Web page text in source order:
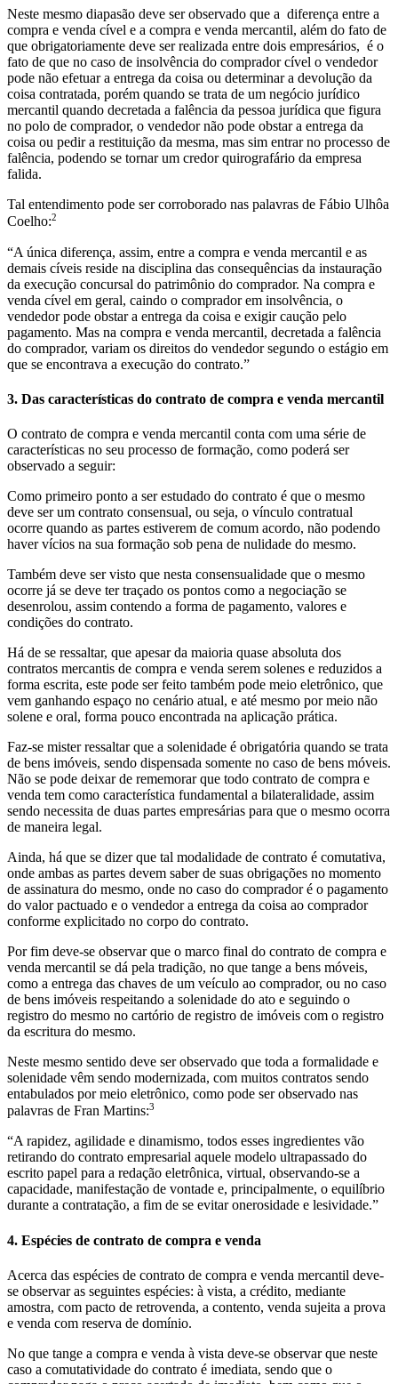
Neste mesmo diapasão deve ser observado que a diferença entre a
compra e venda cível e a compra e venda mercantil, além do fato de
que obrigatoriamente deve ser realizada entre dois empresários, é o
fato de que no caso de insolvência do comprador cível o vendedor
pode não efetuar a entrega da coisa ou determinar a devolução da
coisa contratada, porém quando se trata de um negócio jurídico
mercantil quando decretada a falência da pessoa jurídica que figura
no polo de comprador, o vendedor não pode obstar a entrega da
coisa ou pedir a restituição da mesma, mas sim entrar no processo de
falência, podendo se tornar um credor quirografário da empresa
falida.
Tal entendimento pode ser corroborado nas palavras de Fábio Ulhôa
Coelho:2
“A única diferença, assim, entre a compra e venda mercantil e as
demais cíveis reside na disciplina das consequências da instauração
da execução concursal do patrimônio do comprador. Na compra e
venda cível em geral, caindo o comprador em insolvência, o
vendedor pode obstar a entrega da coisa e exigir caução pelo
pagamento. Mas na compra e venda mercantil, decretada a falência
do comprador, variam os direitos do vendedor segundo o estágio em
que se encontrava a execução do contrato.”
3. Das características do contrato de compra e venda mercantil
O contrato de compra e venda mercantil conta com uma série de
características no seu processo de formação, como poderá ser
observado a seguir:
Como primeiro ponto a ser estudado do contrato é que o mesmo
deve ser um contrato consensual, ou seja, o vínculo contratual
ocorre quando as partes estiverem de comum acordo, não podendo
haver vícios na sua formação sob pena de nulidade do mesmo.
Também deve ser visto que nesta consensualidade que o mesmo
ocorre já se deve ter traçado os pontos como a negociação se
desenrolou, assim contendo a forma de pagamento, valores e
condições do contrato.
Há de se ressaltar, que apesar da maioria quase absoluta dos
contratos mercantis de compra e venda serem solenes e reduzidos a
forma escrita, este pode ser feito também pode meio eletrônico, que
vem ganhando espaço no cenário atual, e até mesmo por meio não
solene e oral, forma pouco encontrada na aplicação prática.
Faz-se mister ressaltar que a solenidade é obrigatória quando se trata
de bens imóveis, sendo dispensada somente no caso de bens móveis.
Não se pode deixar de rememorar que todo contrato de compra e
venda tem como característica fundamental a bilateralidade, assim
sendo necessita de duas partes empresárias para que o mesmo ocorra
de maneira legal.
Ainda, há que se dizer que tal modalidade de contrato é comutativa,
onde ambas as partes devem saber de suas obrigações no momento
de assinatura do mesmo, onde no caso do comprador é o pagamento
do valor pactuado e o vendedor a entrega da coisa ao comprador
conforme explicitado no corpo do contrato.
Por fim deve-se observar que o marco final do contrato de compra e
venda mercantil se dá pela tradição, no que tange a bens móveis,
como a entrega das chaves de um veículo ao comprador, ou no caso
de bens imóveis respeitando a solenidade do ato e seguindo o
registro do mesmo no cartório de registro de imóveis com o registro
da escritura do mesmo.
Neste mesmo sentido deve ser observado que toda a formalidade e
solenidade vêm sendo modernizada, com muitos contratos sendo
entabulados por meio eletrônico, como pode ser observado nas
palavras de Fran Martins:3
“A rapidez, agilidade e dinamismo, todos esses ingredientes vão
retirando do contrato empresarial aquele modelo ultrapassado do
escrito papel para a redação eletrônica, virtual, observando-se a
capacidade, manifestação de vontade e, principalmente, o equilíbrio
durante a contratação, a fim de se evitar onerosidade e lesividade.”
4. Espécies de contrato de compra e venda
Acerca das espécies de contrato de compra e venda mercantil deve-
se observar as seguintes espécies: à vista, a crédito, mediante
amostra, com pacto de retrovenda, a contento, venda sujeita a prova
e venda com reserva de domínio.
No que tange a compra e venda à vista deve-se observar que neste
caso a comutatividade do contrato é imediata, sendo que o